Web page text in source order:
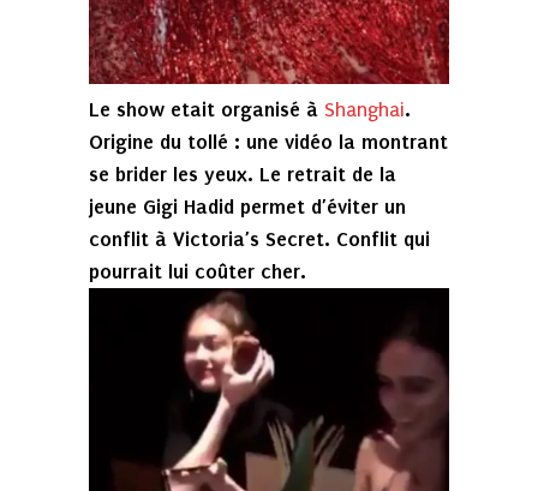
Le show etait organisé à Shanghai.
Origine du tollé : une vidéo la montrant
se brider les yeux. Le retrait de la
jeune Gigi Hadid permet d’éviter un
conflit à Victoria’s Secret. Conflit qui
pourrait lui coûter cher.